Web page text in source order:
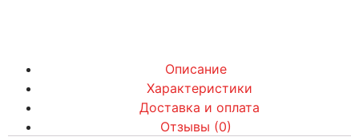
Описание
Характеристики
Доставка и оплата
Отзывы (0)